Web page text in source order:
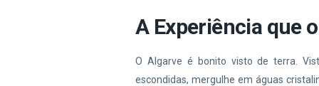
A Experiência que
O Algarve é bonito visto de terra.
escondidas, mergulhe em águas